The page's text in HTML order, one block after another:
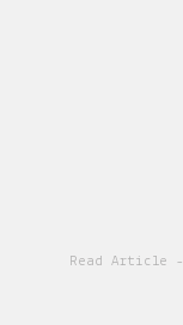
Read Article -